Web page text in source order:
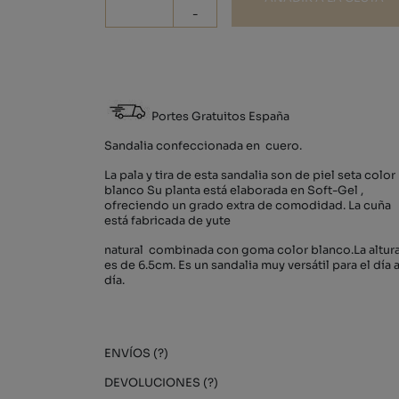
-
Portes Gratuitos España
Sandalia confeccionada en cuero.
La pala y tira de esta sandalia son de piel seta color
blanco Su planta está elaborada en Soft-Gel ,
ofreciendo un grado extra de comodidad. La cuña
está fabricada de yute
natural combinada con goma color blanco.La
es de 6.5cm. Es un sandalia muy versátil para el día a
día.
ENVÍOS (?)
DEVOLUCIONES (?)